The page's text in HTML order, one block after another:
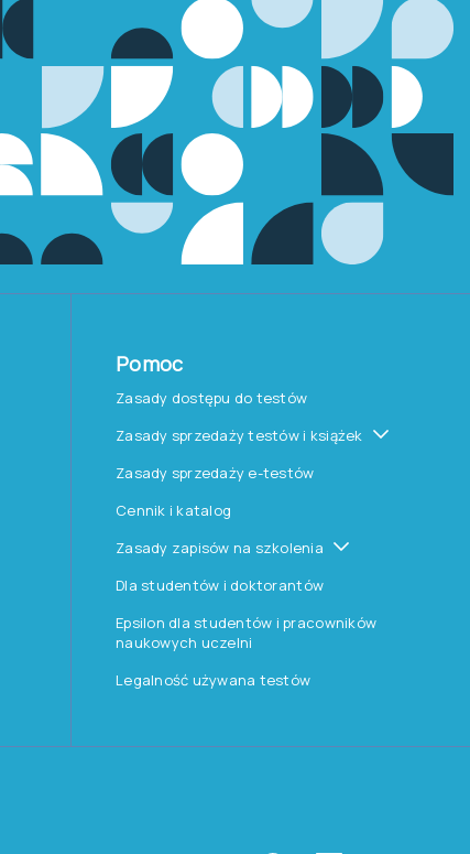
Pomoc
Zasady dostępu do testów
Zasady sprzedaży testów i książek
Zasady sprzedaży e-testów
Cennik i katalog
Zasady zapisów na szkolenia
Dla studentów i doktorantów
Epsilon dla studentów i pracowników
naukowych uczelni
Legalność używana testów